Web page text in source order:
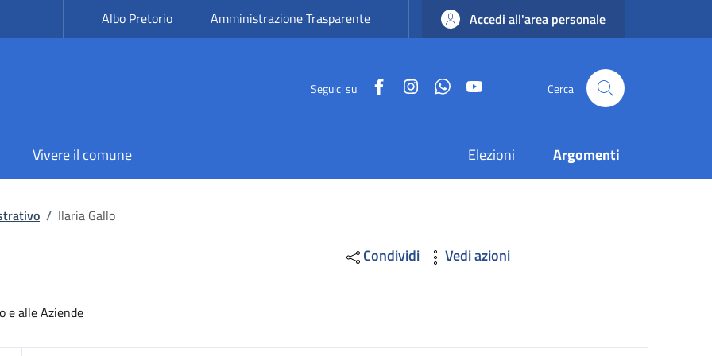
Albo Pretorio Amministrazione Trasparente Accedi all'area personale
Seguici su FacebookInstagramWhatsApp Cerca
Vivere il comune Elezioni Argomenti
/ Ilaria Gallo
e alle Aziende
Condividi Vedi azioni